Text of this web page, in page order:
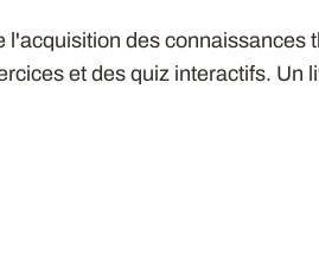
des connaissances
et des quiz interactifs. Un